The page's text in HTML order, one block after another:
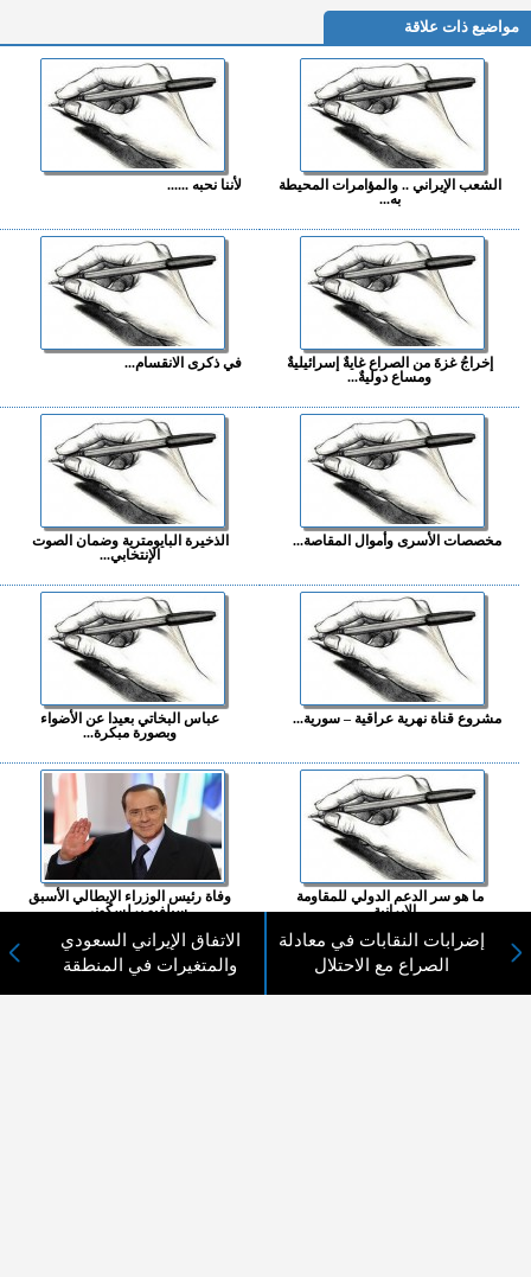
مواضيع ذات علاقة
الشعب الإيراني .. والمؤامرات المحيطة
به...
لأننا نحبه ......
إخراجُ غزةَ من الصراع غايةٌ إسرائيليةٌ
ومساع دوليةٌ...
في ذكرى الانقسام...
مخصصات الأسرى وأموال المقاصة...
الذخيرة البايومترية وضمان الصوت
الإنتخابي...
مشروع قناة نهرية عراقية – سورية...
عباس البخاتي بعيدا عن الأضواء
وبصورة مبكرة...
ما هو سر الدعم الدولي للمقاومة
الإيرانية...
وفاة رئيس الوزراء الإيطالي الأسبق
سيلفيو برلسكوني...
المزيد ...
إضرابات النقابات في معادلة
الصراع مع الاحتلال
الاتفاق الإيراني السعودي
والمتغيرات في المنطقة